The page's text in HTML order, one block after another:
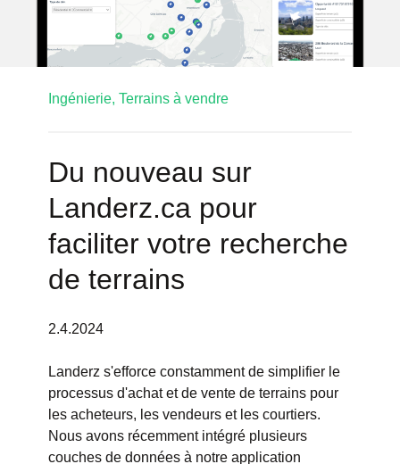
Ingénierie, Terrains à vendre
Du nouveau sur
Landerz.ca pour
faciliter votre recherche
de terrains
2.4.2024
Landerz s'efforce constamment de simplifier le
processus d'achat et de vente de terrains pour
les acheteurs, les vendeurs et les courtiers.
Nous avons récemment intégré plusieurs
couches de données à notre application